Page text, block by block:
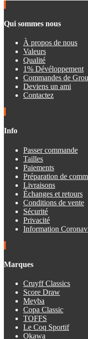
Qui sommes nous
À propos de nous
Valeurs
Qualité
1% Dévéloppement
Commandes de
Deviens un ami
Contactez
Info
Passer commande
Tailles
Paiements
Préparation de
Livraisons
Échanges et retours
Conditions de vente
Sécurité
Privacité
Information
Marques
Cruyff Classics
Score Draw
Meyba
Copa Classic
TOFFS
Le Coq Sportif
Okawa